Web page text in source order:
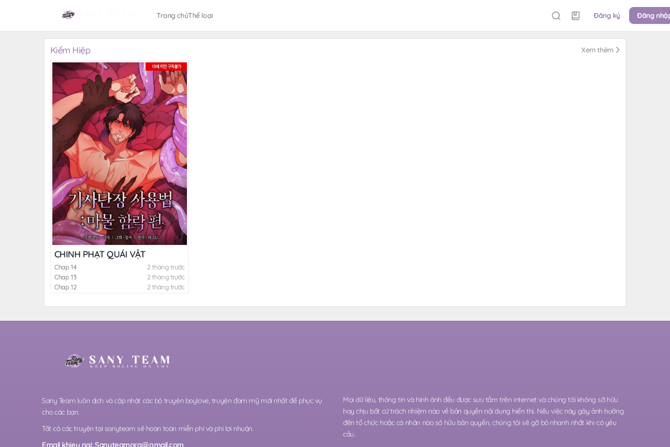
Trang chủThể loại Đăng ký Đăng
Kiếm Hiệp Xem thêm
CHINH PHẠT QUÁI VẬT
Chap 14
2 tháng trước
Chap 13
2 tháng trước
Chap 12
2 tháng trước
Sany Team luôn dịch và cập nhật các bộ truyện boylove, truyện đam mỹ mới nhất để phục vụ
cho các bạn.
Tất cả các truyện tại sanyteam sẽ hoàn toàn miễn phí và phi lợi nhuận.
Email khieu nai:Sanyteamorg@gmail.com
Mọi dữ liệu, thông tin và hình ảnh đều được sưu tầm trên internet và chúng tôi không sỡ hữu
hay chịu bất cứ trách nhiệm nào về bản quyền nội dung hiển thị. Nếu việc này gây ảnh hưởng
đến tổ chức hoặc cá nhân nào sở hữu bản quyền, chúng tôi sẽ gỡ bỏ nhanh nhất khi có yêu
cầu.